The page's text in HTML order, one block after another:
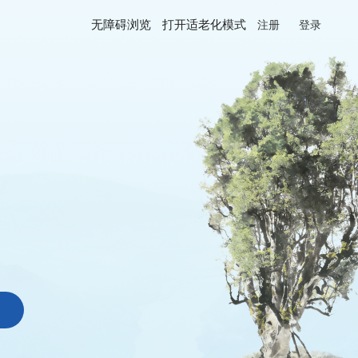
无障碍浏览 打开适老化模式 注册 登录